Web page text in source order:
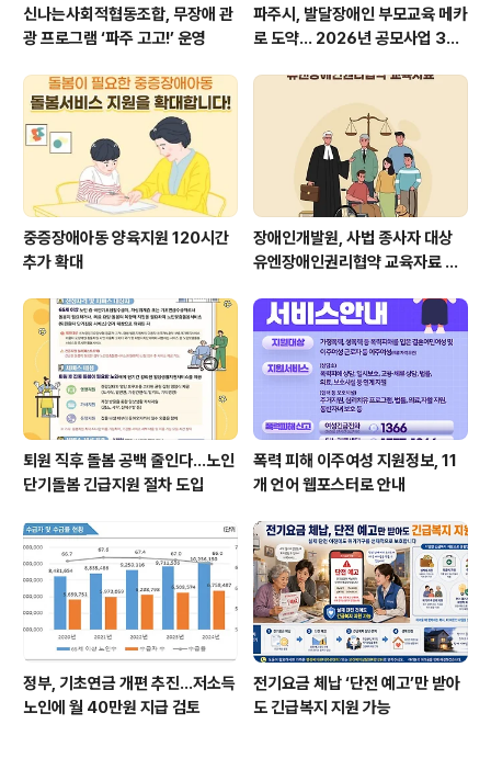
신나는사회적협동조합, 무장애 관
광 프로그램 ‘파주 고고!’ 운영
파주시, 발달장애인 부모교육 메카
로 도약… 2026년 공모사업 3관
중증장애아동 양육지원 120시간
추가 확대
장애인개발원, 사법 종사자 대상
유엔장애인권리협약 교육자료 발
퇴원 직후 돌봄 공백 줄인다…노인
단기돌봄 긴급지원 절차 도입
폭력 피해 이주여성 지원정보, 11
개 언어 웹포스터로 안내
정부, 기초연금 개편 추진…저소득
노인에 월 40만원 지급 검토
전기요금 체납 ‘단전 예고’만 받아
도 긴급복지 지원 가능